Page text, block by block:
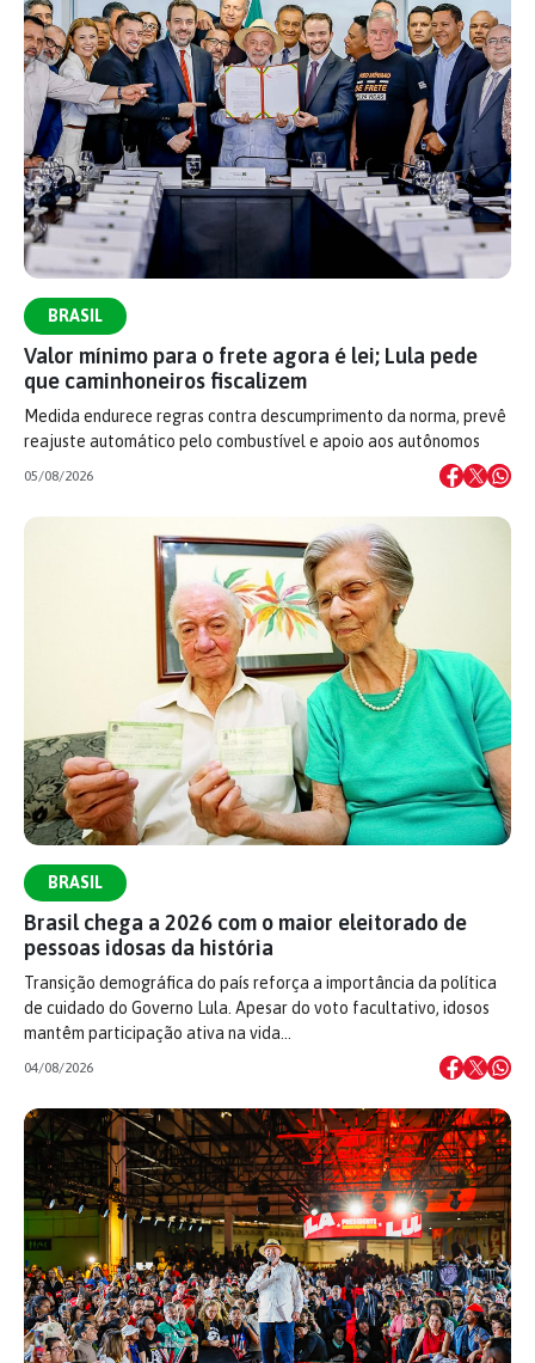
BRASIL
Valor mínimo para o frete agora é lei; Lula pede
que caminhoneiros fiscalizem
Medida endurece regras contra descumprimento da norma, prevê
reajuste automático pelo combustível e apoio aos autônomos
05/08/2026
BRASIL
Brasil chega a 2026 com o maior eleitorado de
pessoas idosas da história
Transição demográfica do país reforça a importância da política
de cuidado do Governo Lula. Apesar do voto facultativo, idosos
mantêm participação ativa na vida…
04/08/2026